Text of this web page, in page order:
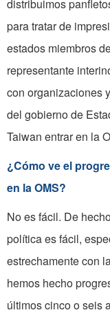
distribuimos
para tratar de
estados miembros
representante
con organizaciones
del gobierno de
Taiwan entrar en la
¿Cómo ve el
en la OMS?
No es fácil. De
política es fácil,
estrechamente con
hemos hecho
últimos cinco o seis